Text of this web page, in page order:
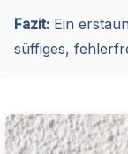
Fazit: Ein
süffiges,